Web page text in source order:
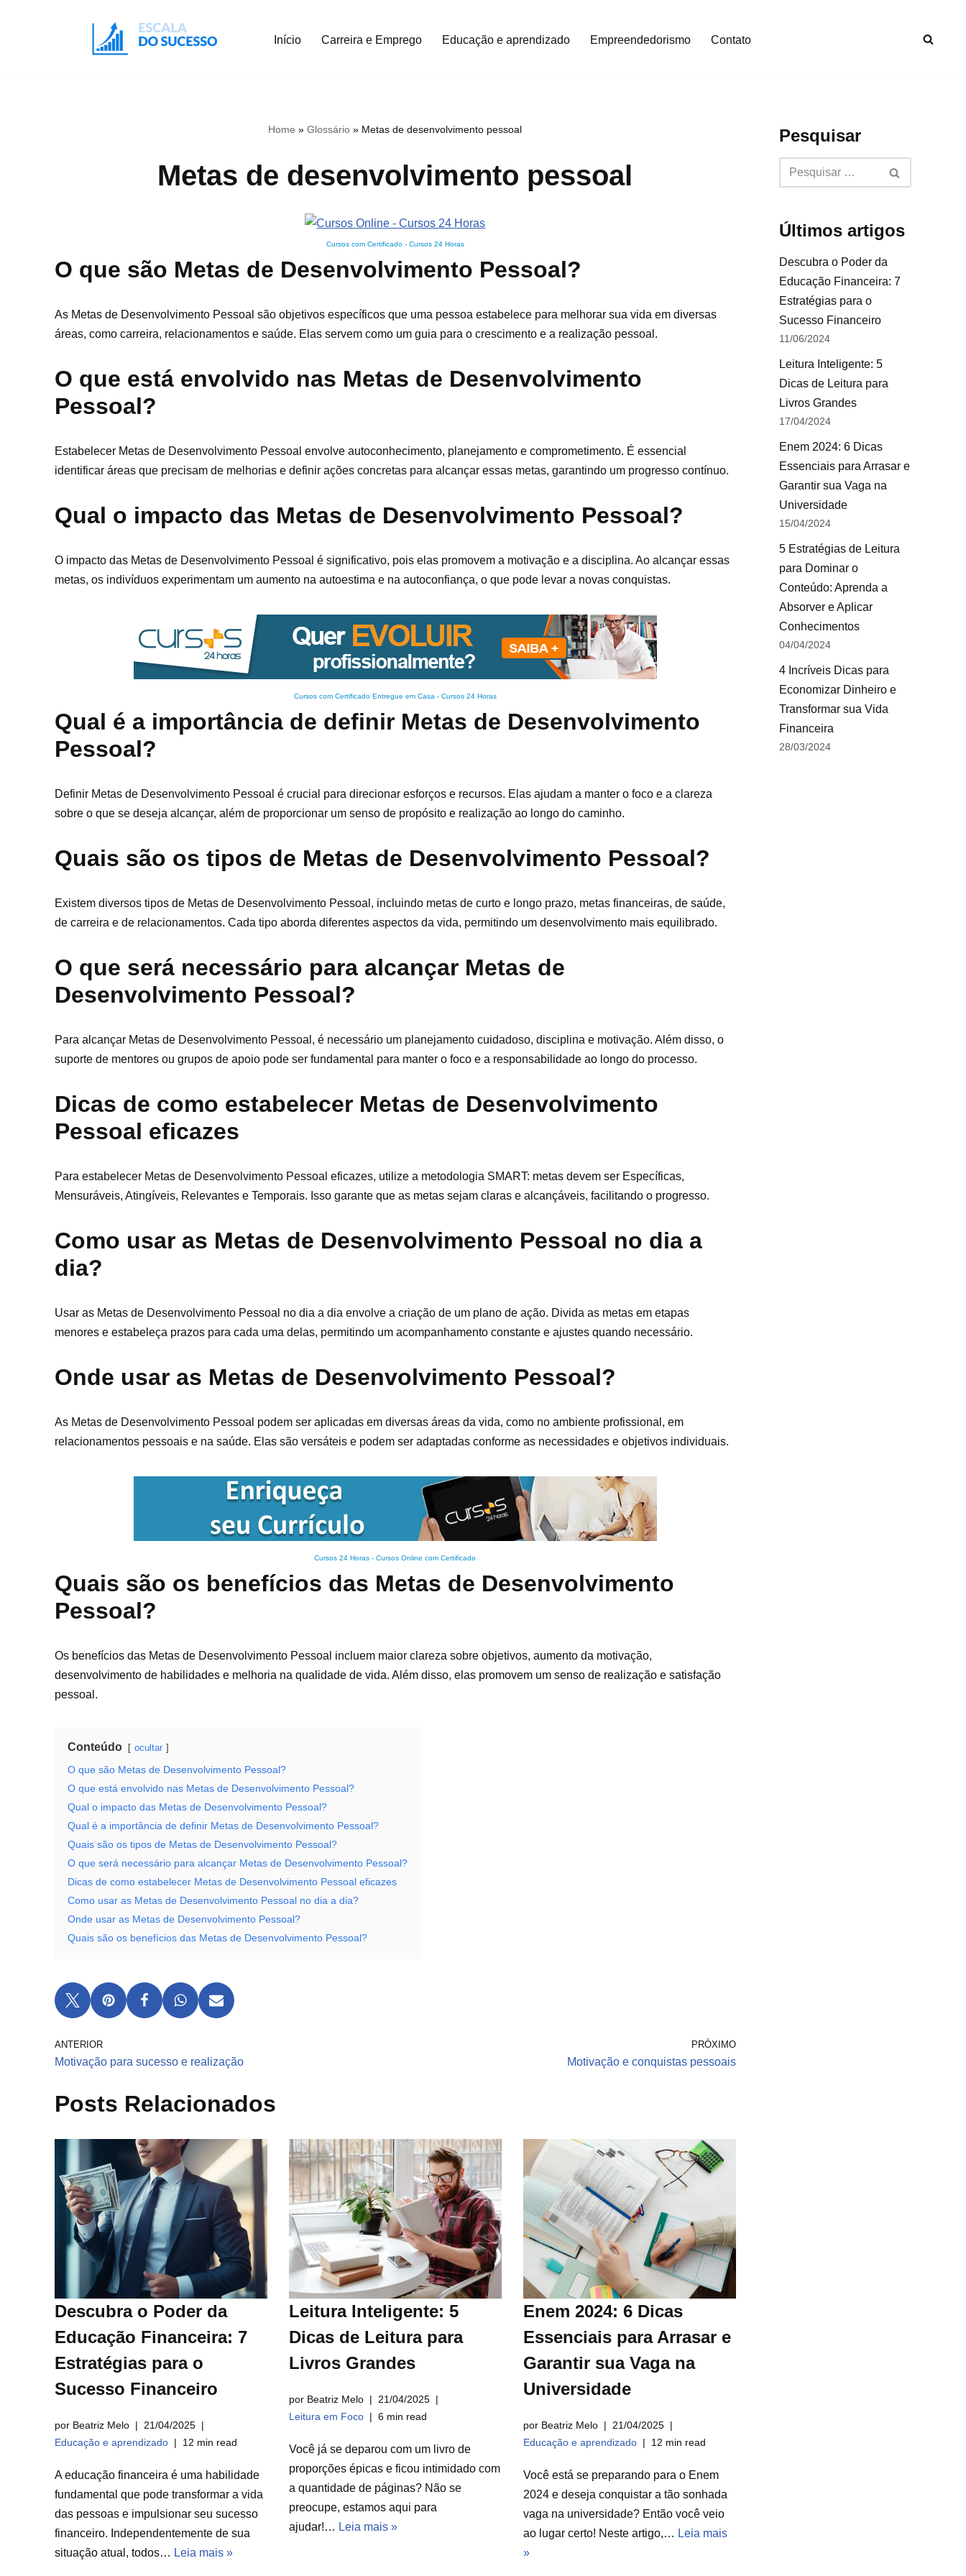
Início Carreira e Emprego Educação e aprendizado Empreendedorismo Contato
Home »Glossário » Metas de desenvolvimento pessoal
Metas de desenvolvimento pessoal
Cursos com Certificado- Cursos 24 Horas
O que são Metas de Desenvolvimento Pessoal?
As Metas de Desenvolvimento Pessoal são objetivos específicos que uma pessoa estabelece para melhorar sua vida em diversas
áreas, como carreira, relacionamentos e saúde. Elas servem como um guia para o crescimento e a realização pessoal.
O que está envolvido nas Metas de Desenvolvimento
Pessoal?
Estabelecer Metas de Desenvolvimento Pessoal envolve autoconhecimento, planejamento e comprometimento. É essencial
identificar áreas que precisam de melhorias e definir ações concretas para alcançar essas metas, garantindo um progresso contínuo.
Qual o impacto das Metas de Desenvolvimento Pessoal?
O impacto das Metas de Desenvolvimento Pessoal é significativo, pois elas promovem a motivação e a disciplina. Ao alcançar essas
metas, os indivíduos experimentam um aumento na autoestima e na autoconfiança, o que pode levar a novas conquistas.
Cursos com Certificado Entregue em Casa - Cursos 24 Horas
Qual é a importância de definir Metas de Desenvolvimento
Pessoal?
Definir Metas de Desenvolvimento Pessoal é crucial para direcionar esforços e recursos. Elas ajudam a manter o foco e a clareza
sobre o que se deseja alcançar, além de proporcionar um senso de propósito e realização ao longo do caminho.
Quais são os tipos de Metas de Desenvolvimento Pessoal?
Existem diversos tipos de Metas de Desenvolvimento Pessoal, incluindo metas de curto e longo prazo, metas financeiras, de saúde,
de carreira e de relacionamentos. Cada tipo aborda diferentes aspectos da vida, permitindo um desenvolvimento mais equilibrado.
O que será necessário para alcançar Metas de
Desenvolvimento Pessoal?
Para alcançar Metas de Desenvolvimento Pessoal, é necessário um planejamento cuidadoso, disciplina e motivação. Além disso, o
suporte de mentores ou grupos de apoio pode ser fundamental para manter o foco e a responsabilidade ao longo do processo.
Dicas de como estabelecer Metas de Desenvolvimento
Pessoal eficazes
Para estabelecer Metas de Desenvolvimento Pessoal eficazes, utilize a metodologia SMART: metas devem ser Específicas,
Mensuráveis, Atingíveis, Relevantes e Temporais. Isso garante que as metas sejam claras e alcançáveis, facilitando o progresso.
Como usar as Metas de Desenvolvimento Pessoal no dia a
dia?
Usar as Metas de Desenvolvimento Pessoal no dia a dia envolve a criação de um plano de ação. Divida as metas em etapas
menores e estabeleça prazos para cada uma delas, permitindo um acompanhamento constante e ajustes quando necessário.
Onde usar as Metas de Desenvolvimento Pessoal?
As Metas de Desenvolvimento Pessoal podem ser aplicadas em diversas áreas da vida, como no ambiente profissional, em
relacionamentos pessoais e na saúde. Elas são versáteis e podem ser adaptadas conforme as necessidades e objetivos individuais.
Cursos 24 Horas - Cursos Online com Certificado
Quais são os benefícios das Metas de Desenvolvimento
Pessoal?
Os benefícios das Metas de Desenvolvimento Pessoal incluem maior clareza sobre objetivos, aumento da motivação,
desenvolvimento de habilidades e melhoria na qualidade de vida. Além disso, elas promovem um senso de realização e satisfação
pessoal.
Conteúdo ocultar
O que são Metas de Desenvolvimento Pessoal?
O que está envolvido nas Metas de Desenvolvimento Pessoal?
Qual o impacto das Metas de Desenvolvimento Pessoal?
Qual é a importância de definir Metas de Desenvolvimento Pessoal?
Quais são os tipos de Metas de Desenvolvimento Pessoal?
O que será necessário para alcançar Metas de Desenvolvimento Pessoal?
Dicas de como estabelecer Metas de Desenvolvimento Pessoal eficazes
Como usar as Metas de Desenvolvimento Pessoal no dia a dia?
Onde usar as Metas de Desenvolvimento Pessoal?
Quais são os benefícios das Metas de Desenvolvimento Pessoal?
ANTERIOR
Motivação para sucesso e realização
PRÓXIMO
Motivação e conquistas pessoais
Posts Relacionados
Descubra o Poder da
Educação Financeira: 7
Estratégias para o
Sucesso Financeiro
por Beatriz Melo
21/04/2025
Educação e aprendizado
12 min read
A educação financeira é uma habilidade
fundamental que pode transformar a vida
das pessoas e impulsionar seu sucesso
financeiro. Independentemente de sua
situação atual, todos… Leia mais »
Leitura Inteligente: 5
Dicas de Leitura para
Livros Grandes
por Beatriz Melo
21/04/2025
Leitura em Foco
6 min read
Você já se deparou com um livro de
proporções épicas e ficou intimidado com
a quantidade de páginas? Não se
preocupe, estamos aqui para
ajudar!… Leia mais »
Enem 2024: 6 Dicas
Essenciais para Arrasar e
Garantir sua Vaga na
Universidade
por Beatriz Melo
21/04/2025
Educação e aprendizado
12 min read
Você está se preparando para o Enem
2024 e deseja conquistar a tão sonhada
vaga na universidade? Então você veio
ao lugar certo! Neste artigo,… Leia mais
»
Pesquisar
Últimos artigos
Descubra o Poder da
Educação Financeira: 7
Estratégias para o
Sucesso Financeiro
11/06/2024
Leitura Inteligente: 5
Dicas de Leitura para
Livros Grandes
17/04/2024
Enem 2024: 6 Dicas
Essenciais para Arrasar e
Garantir sua Vaga na
Universidade
15/04/2024
5 Estratégias de Leitura
para Dominar o
Conteúdo: Aprenda a
Absorver e Aplicar
Conhecimentos
04/04/2024
4 Incríveis Dicas para
Economizar Dinheiro e
Transformar sua Vida
Financeira
28/03/2024